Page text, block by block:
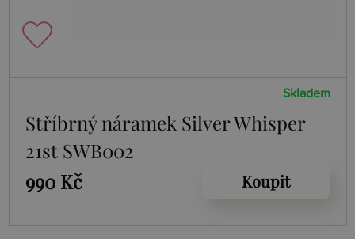
Skladem
Stříbrný náramek Silver Whisper
21st SWB002
990 Kč
Koupit